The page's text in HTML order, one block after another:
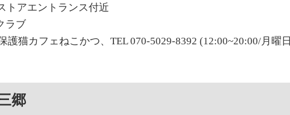
トアエントランス付近
ラブ
護猫カフェねこかつ、TEL 070-5029-8392 (12:00~20:00/月曜日
郷